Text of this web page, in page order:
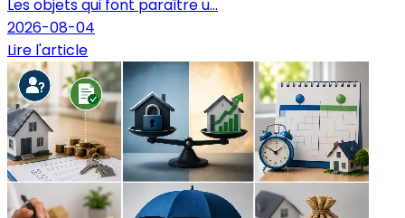
Les objets qui font paraître u...
2026-08-04
Lire l'article